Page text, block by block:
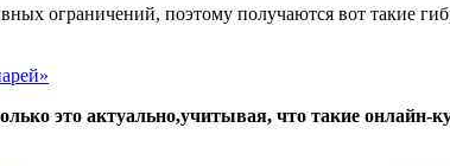
ограничений, поэтому получаются вот такие
это актуально,учитывая, что такие онлайн-